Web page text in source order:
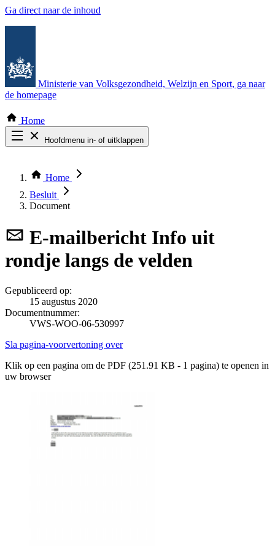
Ga direct naar de inhoud
Ministerie van Volksgezondheid, Welzijn en Sport, ga naar
de homepage
Home
Hoofdmenu in- of uitklappen
Thema COVID-19
Bekijk per bestuursorgaan
Home
Besluit
Document
E-mailbericht Info uit
rondje langs de velden
Gepubliceerd op:
15 augustus 2020
Documentnummer:
VWS-WOO-06-530997
Sla pagina-voorvertoning over
Klik op een pagina om de PDF (251.91 KB - 1 pagina) te openen in
uw browser